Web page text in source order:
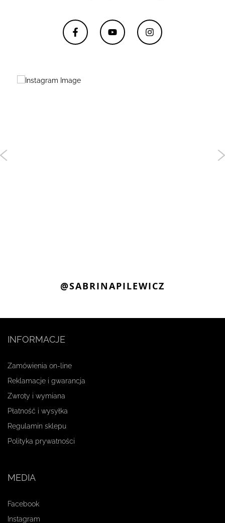
@SABRINAPILEWICZ
INFORMACJE
Zamówienia on-line
Reklamacje i gwarancja
Zwroty i wymiana
Płatność i wysyłka
Regulamin sklepu
Polityka prywatności
MEDIA
Facebook
Instagram